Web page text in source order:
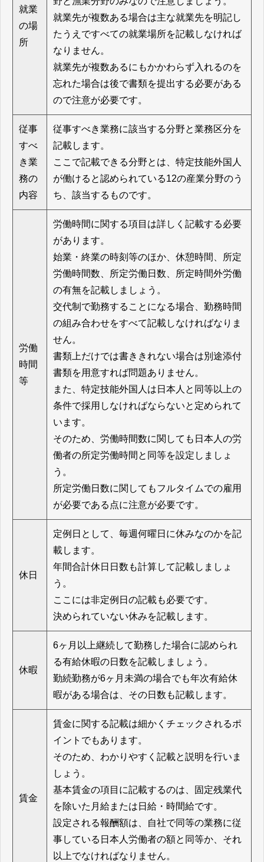
就業
の場
所
就業先が複数ある場合は主な就業先を明記し
たうえですべての就業場所を記載しなければ
なりません。
就業先が複数あるにもかかわらず入れるのを
忘れた場合は後で書類を提出する必要がある
ので注意が必要です。
従事
すべ
き業
務の
内容
従事すべき業務に該当する分野と業務区分を
記載します。
ここで記載できる分野とは、特定技能外国人
が働けると認められている12の産業分野のう
ち、該当するものです。
労働
時間
等
労働時間に関する項目は詳しく記載する必要
があります。
始業・終業の時刻等のほか、休憩時間、所定
労働時間数、所定労働日数、所定時間外労働
の有無を記載しましょう。
交代制で勤務することになる場合、勤務時間
の組み合わせをすべて記載しなければなりま
せん。
書類上だけでは書ききれない場合は別途添付
書類を用意すれば問題ありません。
また、特定技能外国人は日本人と同等以上の
条件で採用しなければならないと定められて
います。
そのため、労働時間数に関しても日本人の労
働者の所定労働時間と同等を設定しましょ
う。
所定労働日数に関してもフルタイムでの雇用
が必要である点に注意が必要です。
休日
定例日として、毎週何曜日に休みなのかを記
載します。
年間合計休日日数も計算して記載しましょ
う。
ここには非定例日の記載も必要です。
決められていない休みを記載します。
休暇
6ヶ月以上継続して勤務した場合に認められ
る有給休暇の日数を記載しましょう。
勤続勤務が6ヶ月未満の場合でも年次有給休
暇がある場合は、その日数も記載します。
賃金
賃金に関する記載は細かくチェックされるポ
イントでもあります。
そのため、わかりやすく記載と説明を行いま
しょう。
基本賃金の項目に記載するのは、固定残業代
を除いた月給または日給・時間給です。
設定される報酬額は、自社で同等の業務に従
事している日本人労働者の額と同等か、それ
以上でなければなりません。